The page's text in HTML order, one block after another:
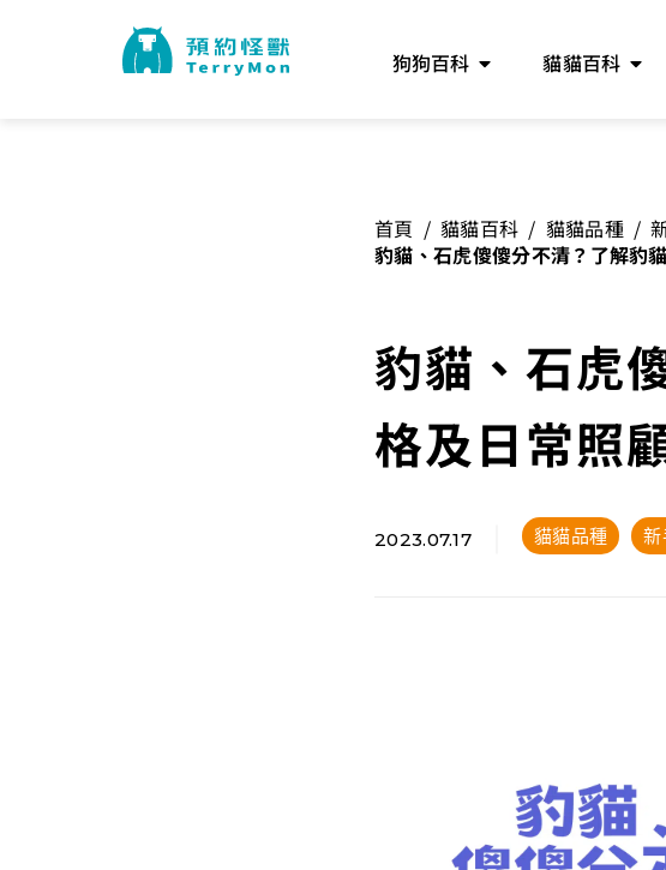
狗狗百科 貓貓百科
首頁 / 貓貓百科 / 貓貓品種 /
豹貓、石虎傻傻分不清？了解豹
豹貓、石虎
格及日常照
2023.07.17 貓貓品種 新